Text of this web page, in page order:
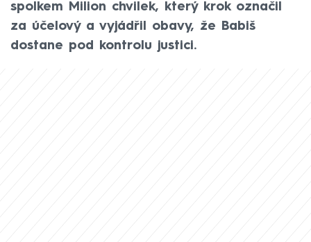
spolkem Milion chvilek, který krok označil
za účelový a vyjádřil obavy, že Babiš
dostane pod kontrolu justici.